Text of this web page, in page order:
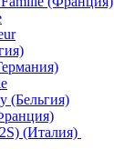
(Бельгия)
(Италия)